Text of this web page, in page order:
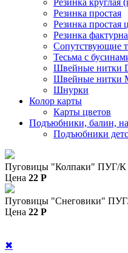
Резинка круглая
Резинка простая
Резинка простая
Резинка
Сопутствующие
Тесьма с
Швейные нитки
Швейные нитки
Шнурки
Колор карты
Карты цветов
Подъюбники, балин,
Подъюбники
Пуговицы "Колпаки" ПУГ/К
Цена 22 P
Пуговицы "Снеговики"
Цена 22 P
✖